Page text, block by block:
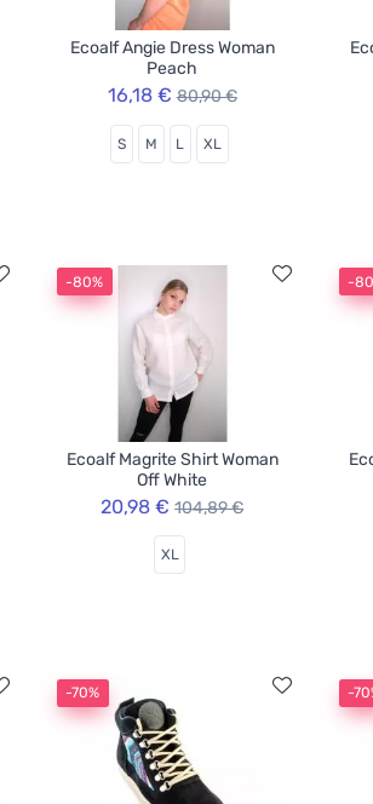
Ecoalf Angie Dress Woman
Peach
16,18 € 80,90 €
S M L XL
-80%
Ecoalf Magrite Shirt Woman
Off White
20,98 € 104,89 €
XL
-
-70% -